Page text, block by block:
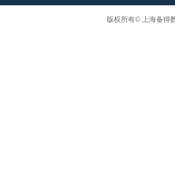
版权所有© 上海备得